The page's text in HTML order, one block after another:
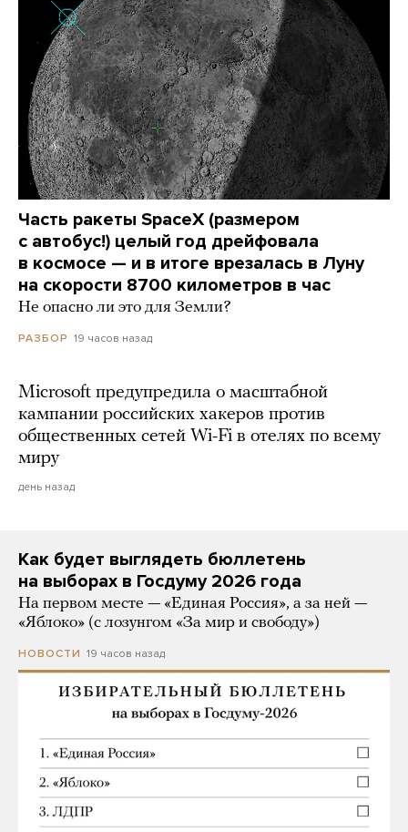
Часть ракеты SpaceX (размером
с автобус!) целый год дрейфовала
в космосе — и в итоге врезалась в Луну
на скорости 8700 километров в час
Не опасно ли это для Земли?
РАЗБОР 19 часов назад
Microsoft предупредила о масштабной
кампании российских хакеров против
общественных сетей Wi-Fi в отелях по всему
миру
день назад
Как будет выглядеть бюллетень
на выборах в Госдуму 2026 года
На первом месте — «Единая Россия», а за ней —
«Яблоко» (с лозунгом «За мир и свободу»)
НОВОСТИ 19 часов назад